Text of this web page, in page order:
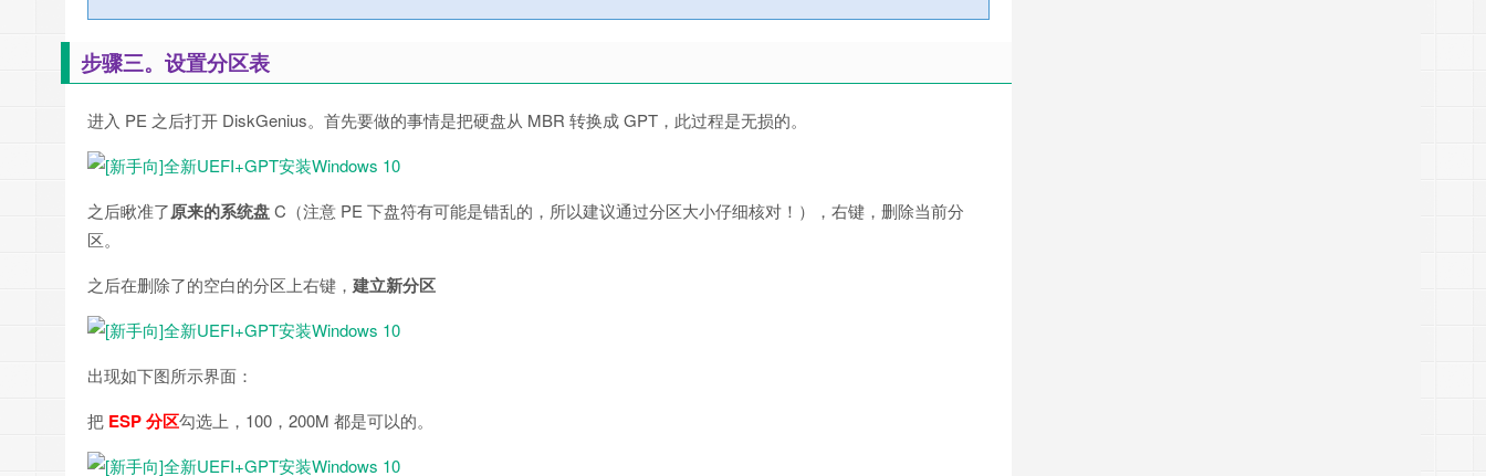
步骤三。设置分区表
进入 PE 之后打开 DiskGenius。首先要做的事情是把硬盘从 MBR 转换成 GPT，此过程是无损的。
之后瞅准了原来的系统盘C（注意 PE 下盘符有可能是错乱的，所以建议通过分区大小仔细核对！），右键，删除当前分
区。
之后在删除了的空白的分区上右键， 建立新分区
出现如下图所示界面：
把 ESP 分区勾选上，100，200M 都是可以的。